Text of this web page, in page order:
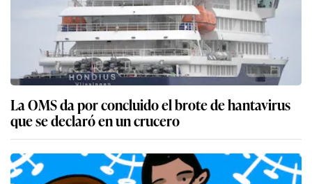
La OMS da por concluido el brote de hantavirus
que se declaró en un crucero